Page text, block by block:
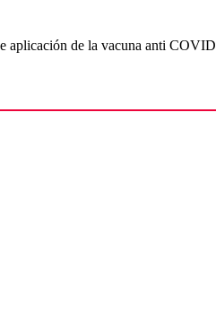
aplicación de la vacuna anti COVID